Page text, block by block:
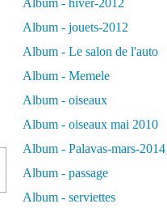
Album - hiver-2012
Album - jouets-2012
Album - Le salon de l'auto
Album - Memele
Album - oiseaux
Album - oiseaux mai 2010
Album - Palavas-mars-2014
Album - passage
Album - serviettes